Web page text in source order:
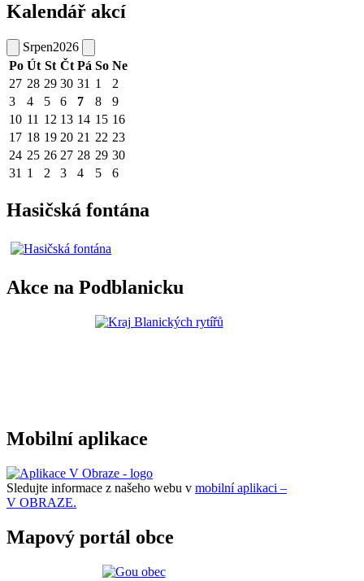
Kalendář akcí
Srpen2026
Po Út St Čt Pá So Ne
27 28 29 30 31 1
2
3
4 5 6 7 8
9
10 11 12 13 14 15 16
17 18 19 20 21 22 23
24 25 26 27 28 29 30
31 1 2 3 4 5 6
Hasičská fontána
Akce na Podblanicku
Mobilní aplikace
Sledujte informace z našeho webu v mobilní aplikaci –
V OBRAZE.
Mapový portál obce